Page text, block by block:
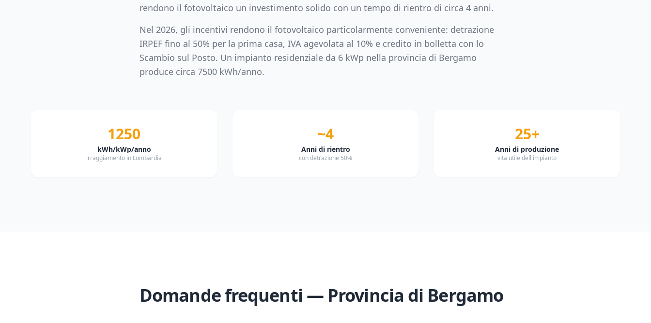
rendono il fotovoltaico un investimento solido con un tempo di rientro di circa 4 anni.
Nel 2026, gli incentivi rendono il fotovoltaico particolarmente conveniente: detrazione
IRPEF fino al 50% per la prima casa, IVA agevolata al 10% e credito in bolletta con lo
Scambio sul Posto. Un impianto residenziale da 6 kWp nella provincia di Bergamo
produce circa 7500 kWh/anno.
1250
kWh/kWp/anno
irraggiamento in Lombardia
~4
Anni di rientro
con detrazione 50%
25+
Anni di produzione
vita utile dell'impianto
Domande frequenti — Provincia di Bergamo